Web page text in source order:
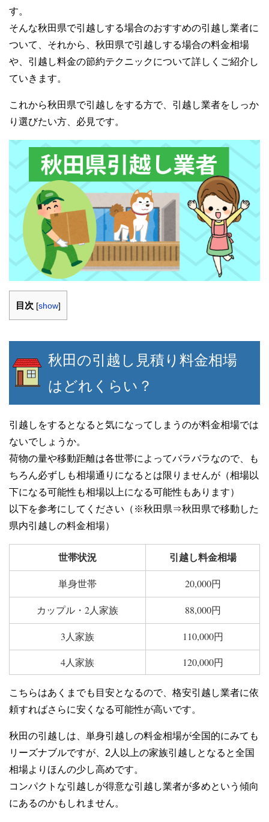
す。
そんな秋田県で引越しする場合のおすすめの引越し業者に
ついて、それから、秋田県で引越しする場合の料金相場
や、引越し料金の節約テクニックについて詳しくご紹介し
ていきます。
これから秋田県で引越しをする方で、引越し業者をしっか
り選びたい方、必見です。
目次 [show]
秋田の引越し見積り料金相場
はどれくらい？
引越しをするとなると気になってしまうのが料金相場では
ないでしょうか。
荷物の量や移動距離は各世帯によってバラバラなので、も
ちろん必ずしも相場通りになるとは限りませんが（相場以
下になる可能性も相場以上になる可能性もあります）
以下を参考にしてください（※秋田県⇒秋田県で移動した
県内引越しの料金相場）
世帯状況 引越し料金相場
単身世帯 20,000円
カップル・2人家族 88,000円
3人家族 110,000円
4人家族 120,000円
こちらはあくまでも目安となるので、格安引越し業者に依
頼すればさらに安くなる可能性が高いです。
秋田の引越しは、単身引越しの料金相場が全国的にみても
リーズナブルですが、2人以上の家族引越しとなると全国
相場よりほんの少し高めです。
コンパクトな引越しが得意な引越し業者が多めという傾向
にあるのかもしれません。